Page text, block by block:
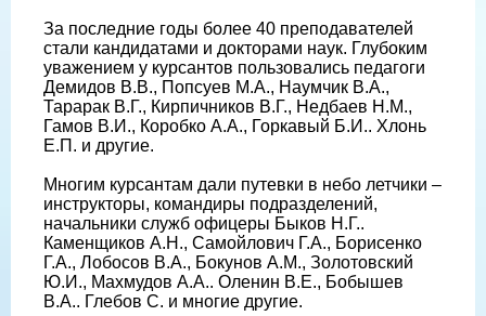
За последние годы более 40 преподавателей
стали кандидатами и докторами наук. Глубоким
уважением у курсантов пользовались педагоги
Демидов В.В., Попсуев М.А., Наумчик В.А.,
Тарарак В.Г., Кирпичников В.Г., Недбаев Н.М.,
Гамов В.И., Коробко А.А., Горкавый Б.И.. Хлонь
Е.П. и другие.
Многим курсантам дали путевки в небо летчики –
инструкторы, командиры подразделений,
начальники служб офицеры Быков Н.Г..
Каменщиков А.Н., Самойлович Г.А., Борисенко
Г.А., Лобосов В.А., Бокунов А.М., Золотовский
Ю.И., Махмудов А.А.. Оленин В.Е., Бобышев
В.А.. Глебов С. и многие другие.